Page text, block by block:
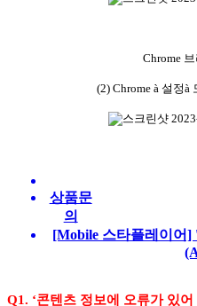
Chrome
(2) Chrome à 설정à
상품문
의
[Mobile 스타플레이어]
Q1. ‘콘텐츠 정보에 오류가 있